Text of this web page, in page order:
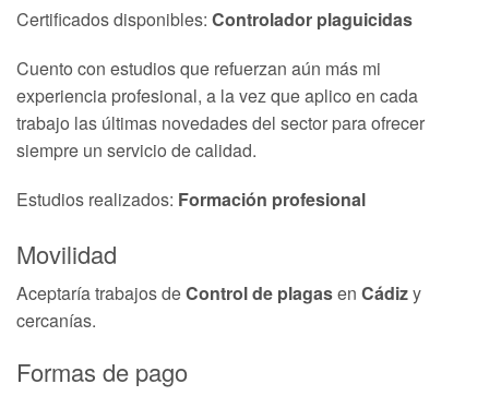
Certificados disponibles: Controlador plaguicidas
Cuento con estudios que refuerzan aún más mi
experiencia profesional, a la vez que aplico en cada
trabajo las últimas novedades del sector para ofrecer
siempre un servicio de calidad.
Estudios realizados: Formación profesional
Movilidad
Aceptaría trabajos deControl de plagasen Cádizy
cercanías.
Formas de pago